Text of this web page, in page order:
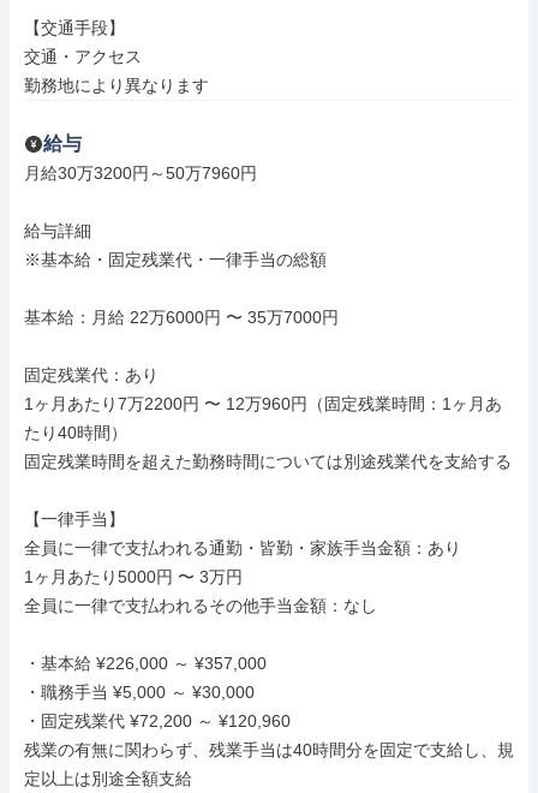
【交通手段】
交通・アクセス
勤務地により異なります
給与
月給30万3200円～50万7960円
給与詳細
※基本給・固定残業代・一律手当の総額
基本給：月給 22万6000円 〜 35万7000円
固定残業代：あり
1ヶ月あたり7万2200円 〜 12万960円（固定残業時間：1ヶ月あ
たり40時間）
固定残業時間を超えた勤務時間については別途残業代を支給する
【一律手当】
全員に一律で支払われる通勤・皆勤・家族手当金額：あり
1ヶ月あたり5000円 〜 3万円
全員に一律で支払われるその他手当金額：なし
・基本給 ¥226,000 ～ ¥357,000
・職務手当 ¥5,000 ～ ¥30,000
・固定残業代 ¥72,200 ～ ¥120,960
残業の有無に関わらず、残業手当は40時間分を固定で支給し、規
定以上は別途全額支給